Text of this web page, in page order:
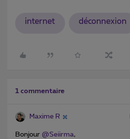
internet déconnexion
1 commentaire
Maxime R
Bonjour @Seiirma,